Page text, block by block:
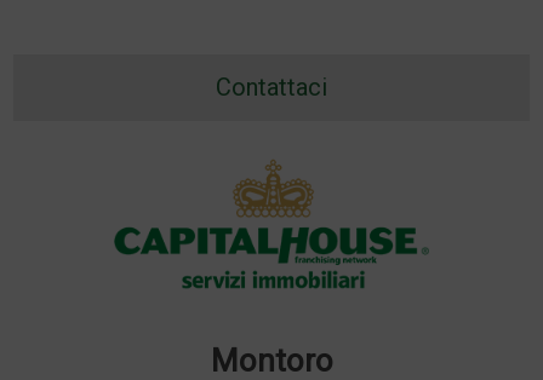
Contattaci
Montoro